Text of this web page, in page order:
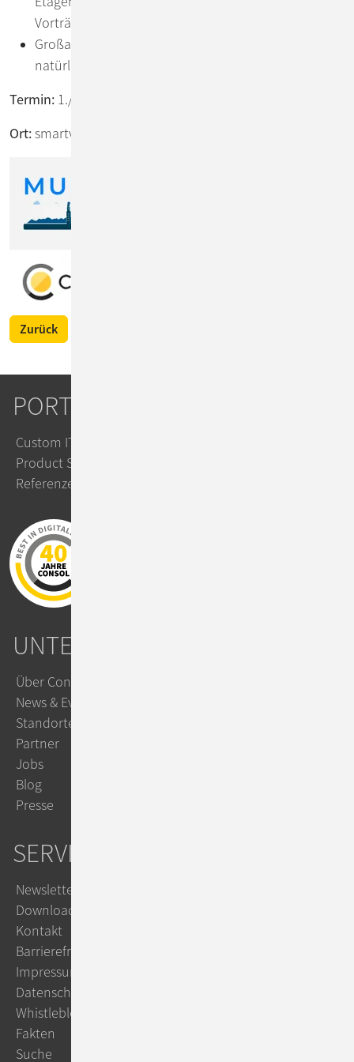
Vorträge und Workshops bietet.
Großartiges Essen für jeden Geschmack und
natürlich Bowling!
Termin: 1./2. Juli 2024
Ort:smartvillage Bogenhausen in München
Zurück
PORTFOLIO
Custom IT Solutions
Product Solutions
Referenzen
UNTERNEHMEN
Über ConSol
News & Events
Standorte
Partner
Jobs
Blog
Presse
SERVICE
Newsletter
Downloads
Kontakt
Barrierefreiheit
Impressum
Datenschutz
Whistleblowing
Fakten
Suche